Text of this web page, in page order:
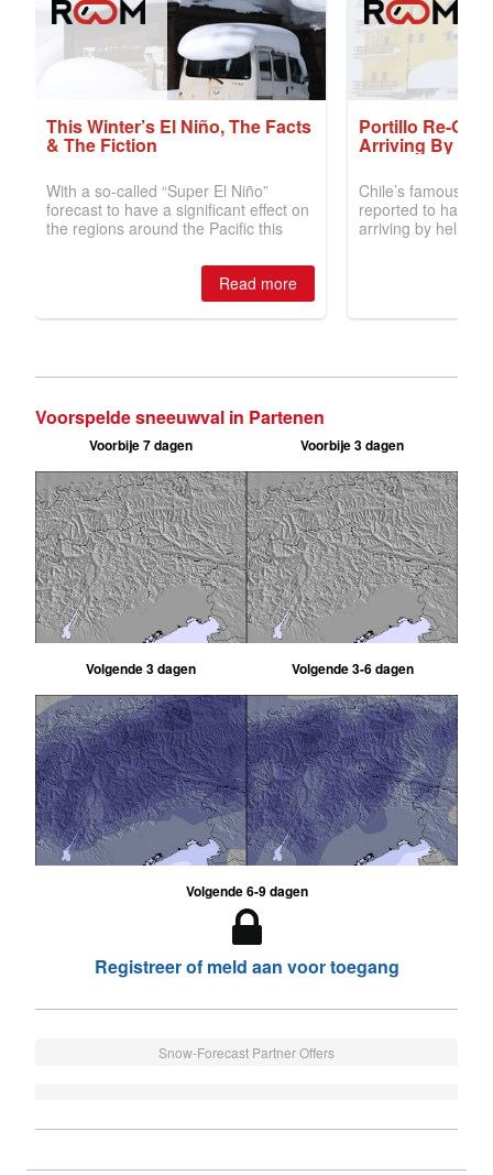
Voorspelde sneeuwval in Partenen
Voorbije 7 dagen Voorbije 3 dagen
Volgende 3 dagen Volgende 3-6 dagen
Volgende 6-9 dagen
Registreer of meld aan voor toegang
Snow-Forecast Partner Offers